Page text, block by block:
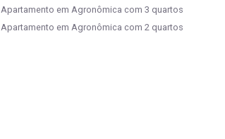
Apartamento em Agronômica com 3 quartos
Apartamento em Agronômica com 2 quartos